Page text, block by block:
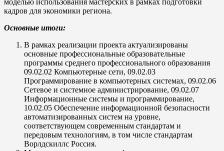
моделью использования мастерских в рамках подготовки
кадров для экономики региона.
Основные итоги:
В рамках реализации проекта актуализированы
основные профессиональные образовательные
программы среднего профессионального образования
09.02.02 Компьютерные сети, 09.02.03
Программирование в компьютерных системах, 09.02.06
Сетевое и системное администрирование, 09.02.07
Информационные системы и программирование,
10.02.05 Обеспечение информационной безопасности
автоматизированных систем на уровне,
соответствующем современным стандартам и
передовым технологиям, в том числе стандартам
Ворлдскиллс Россия.